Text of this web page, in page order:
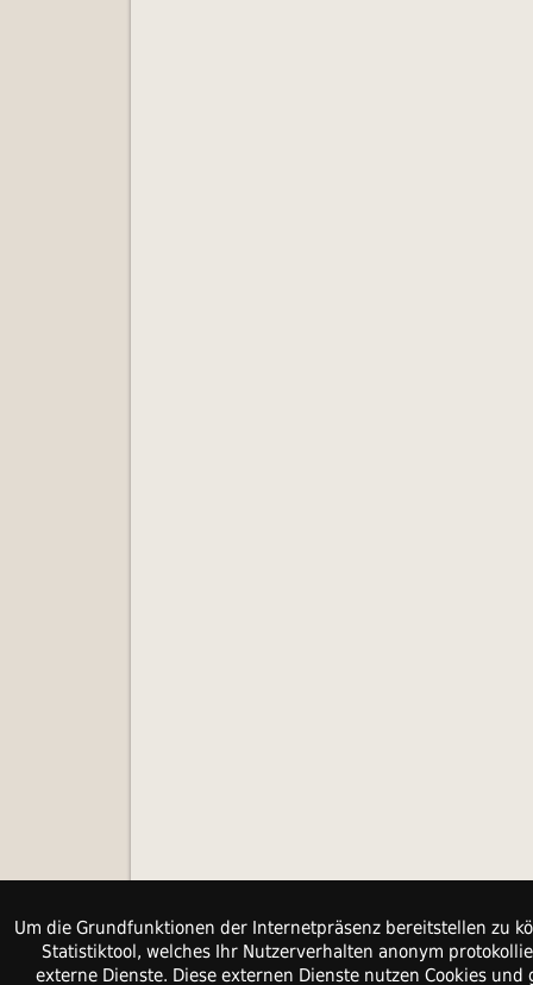
Um die Grundfunktionen der Internetpräsenz bereitstellen zu
Statistiktool, welches Ihr Nutzerverhalten anonym
externe Dienste. Diese externen Dienste nutzen Cookies